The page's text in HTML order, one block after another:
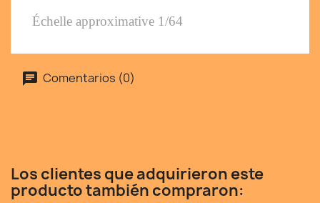
Échelle approximative 1/64
Comentarios (0)
Los clientes que adquirieron este
producto también compraron: